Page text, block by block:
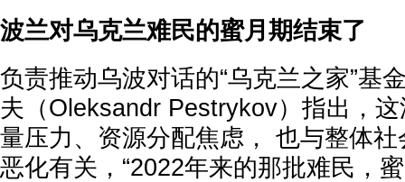
波兰对乌克兰难民的蜜月期结束了
负责推动乌波对话的“乌克兰之家”基
夫（Oleksandr Pestrykov）指出，
量压力、资源分配焦虑， 也与整体
恶化有关，“2022年来的那批难民，